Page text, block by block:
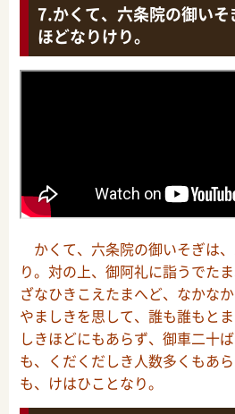
かくて、六条院の御い
ほどなりけり。
かくて、六条院の御いそぎは
り。対の上、御阿礼に詣うでた
ざなひきこえたまへど、なかな
やましきを思して、誰も誰もと
しきほどにもあらず、御車二十
も、くだくだしき人数多くもあ
も、けはひことなり。